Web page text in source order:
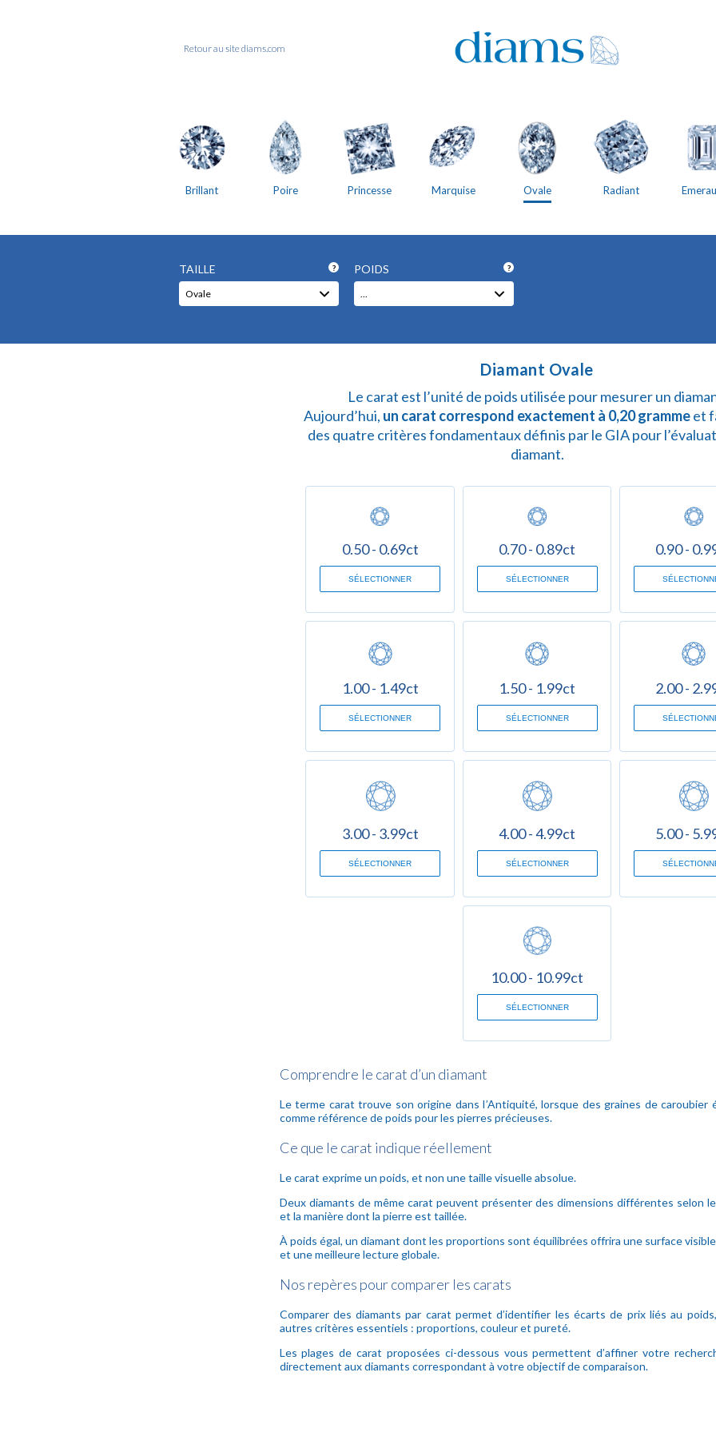
Retour au site diams.com
Brillant Poire Princesse Marquise Ovale Radiant
TAILLE ?
Ovale
POIDS ?
...
Diamant Ovale
Le carat est l’unité de poids utilisée pour mesurer un
Aujourd’hui, un carat correspond exactement à 0,20 grammeet
des quatre critères fondamentaux définis par le GIA pour
diamant.
0.50 - 0.69ct
SÉLECTIONNER
0.70 - 0.89ct
SÉLECTIONNER
0.90 -
1.00 - 1.49ct
SÉLECTIONNER
1.50 - 1.99ct
SÉLECTIONNER
2.00 -
3.00 - 3.99ct
SÉLECTIONNER
4.00 - 4.99ct
SÉLECTIONNER
5.00 -
10.00 - 10.99ct
SÉLECTIONNER
Comprendre le carat d’un diamant
Le terme carat trouve son origine dans l’Antiquité, lorsque des graines de caroubier
comme référence de poids pour les pierres précieuses.
Ce que le carat indique réellement
Le carat exprime un poids, et non une taille visuelle absolue.
Deux diamants de même carat peuvent présenter des dimensions différentes selon
et la manière dont la pierre est taillée.
À poids égal, un diamant dont les proportions sont équilibrées offrira une surface
et une meilleure lecture globale.
Nos repères pour comparer les carats
Comparer des diamants par carat permet d’identifier les écarts de prix liés au
autres critères essentiels : proportions, couleur et pureté.
Les plages de carat proposées ci-dessous vous permettent d’affiner votre
directement aux diamants correspondant à votre objectif de comparaison.